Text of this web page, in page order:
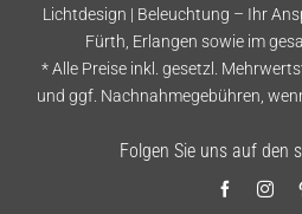
Lichtdesign | Beleuchtung – Ihr
Fürth, Erlangen sowie im
* Alle Preise inkl. gesetzl.
und ggf. Nachnahmegebühren,
Folgen Sie uns auf den